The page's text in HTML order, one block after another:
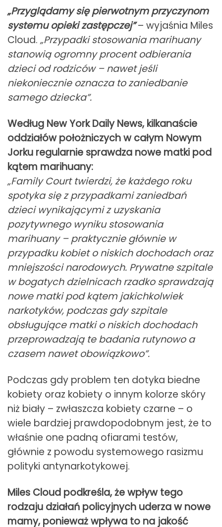
„Przyglądamy się pierwotnym przyczynom
systemu opieki zastępczej”– wyjaśnia Miles
Cloud. „Przypadki stosowania marihuany
stanowią ogromny procent odbierania
dzieci od rodziców – nawet jeśli
niekoniecznie oznacza to zaniedbanie
samego dziecka”.
Według New York Daily News, kilkanaście
oddziałów położniczych w całym Nowym
Jorku regularnie sprawdza nowe matki pod
kątem marihuany:
„Family Court twierdzi, że każdego roku
spotyka się z przypadkami zaniedbań
dzieci wynikającymi z uzyskania
pozytywnego wyniku stosowania
marihuany – praktycznie głównie w
przypadku kobiet o niskich dochodach oraz
mniejszości narodowych. Prywatne szpitale
w bogatych dzielnicach rzadko sprawdzają
nowe matki pod kątem jakichkolwiek
narkotyków, podczas gdy szpitale
obsługujące matki o niskich dochodach
przeprowadzają te badania rutynowo a
czasem nawet obowiązkowo”.
Podczas gdy problem ten dotyka biedne
kobiety oraz kobiety o innym kolorze skóry
niż biały – zwłaszcza kobiety czarne – o
wiele bardziej prawdopodobnym jest, że to
właśnie one padną ofiarami testów,
głównie z powodu systemowego rasizmu
polityki antynarkotykowej.
Miles Cloud podkreśla, że wpływ tego
rodzaju działań policyjnych uderza w nowe
mamy, ponieważ wpływa to na jakość